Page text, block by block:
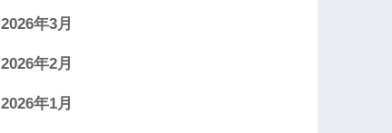
2026年3月
2026年2月
2026年1月